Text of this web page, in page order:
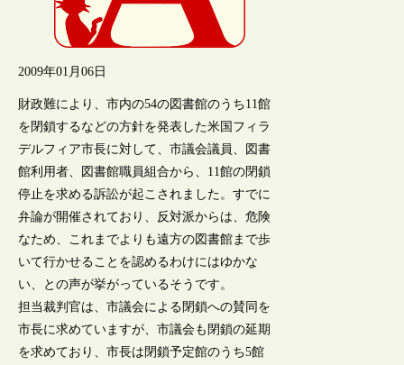
2009年01月06日
財政難により、市内の54の図書館のうち11館
を閉鎖するなどの方針を発表した米国フィラ
デルフィア市長に対して、市議会議員、図書
館利用者、図書館職員組合から、11館の閉鎖
停止を求める訴訟が起こされました。すでに
弁論が開催されており、反対派からは、危険
なため、これまでよりも遠方の図書館まで歩
いて行かせることを認めるわけにはゆかな
い、との声が挙がっているそうです。
担当裁判官は、市議会による閉鎖への賛同を
市長に求めていますが、市議会も閉鎖の延期
を求めており、市長は閉鎖予定館のうち5館